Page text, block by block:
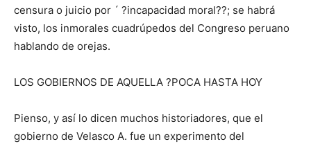
censura o juicio por ´ ?incapacidad moral??; se habrá
visto, los inmorales cuadrúpedos del Congreso peruano
hablando de orejas.
LOS GOBIERNOS DE AQUELLA ?POCA HASTA HOY
Pienso, y así lo dicen muchos historiadores, que el
gobierno de Velasco A. fue un experimento del